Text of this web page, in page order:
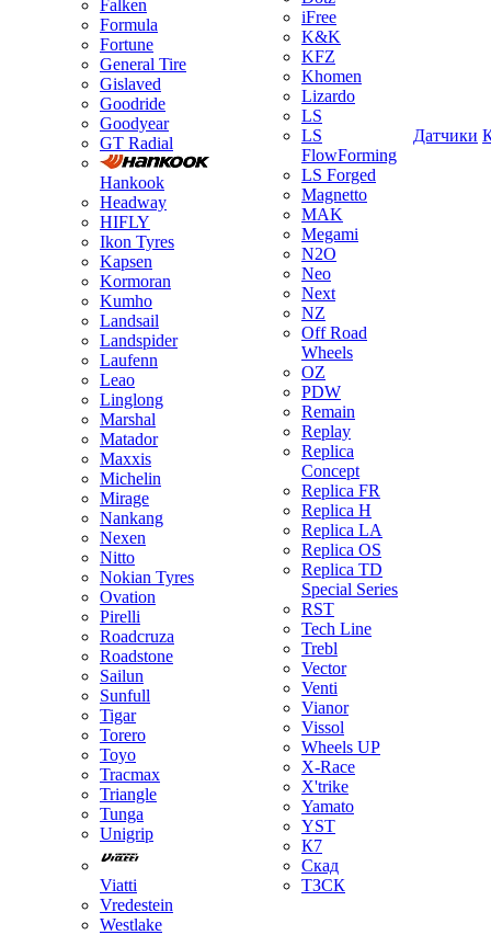
Falken
Formula
Fortune
General Tire
Gislaved
Goodride
Goodyear
GT Radial
Hankook
Headway
HIFLY
Ikon Tyres
Kapsen
Kormoran
Kumho
Landsail
Landspider
Laufenn
Leao
Linglong
Marshal
Matador
Maxxis
Michelin
Mirage
Nankang
Nexen
Nitto
Nokian Tyres
Ovation
Pirelli
Roadcruza
Roadstone
Sailun
Sunfull
Tigar
Torero
Toyo
Tracmax
Triangle
Tunga
Unigrip
Viatti
Vredestein
Westlake
iFree
K&K
KFZ
Khomen
Lizardo
LS
LS
FlowForming
LS Forged
Magnetto
MAK
Megami
N2O
Neo
Next
NZ
Off Road
Wheels
OZ
PDW
Remain
Replay
Replica
Concept
Replica FR
Replica H
Replica LA
Replica OS
Replica TD
Special Series
RST
Tech Line
Trebl
Vector
Venti
Vianor
Vissol
Wheels UP
X-Race
X'trike
Yamato
YST
К7
Скад
ТЗСК
Датчики